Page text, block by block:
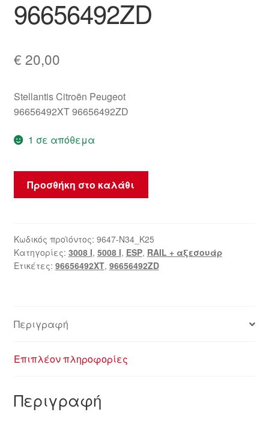
96656492ZD
€ 20,00
Stellantis Citroën Peugeot
96656492XT 96656492ZD
1 σε απόθεμα
Μονάδα
διακοπτών
5008
96656492XT
96656492ZD
Προσθήκη στο καλάθι
Κωδικός προϊόντος: 9647-N34_K25
Κατηγορίες: 3008 Ι, 5008 Ι, ESP, RAIL + αξεσουάρ
Ετικέτες: 96656492XT, 96656492ZD
Περιγραφή
Επιπλέον πληροφορίες
Περιγραφή